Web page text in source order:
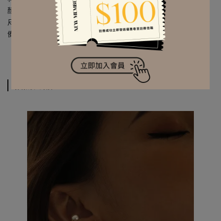
顏色 | 金色／銀色
尺寸 | 約 1.5 x 1.5 cm／寬約 0.5 cm
備註｜
一對販售／夾式